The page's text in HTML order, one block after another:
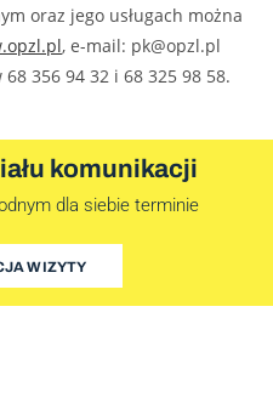
oraz jego usługach można
, e-mail: pk@opzl.pl
356 94 32 i 68 325 98 58.
komunikacji
dla siebie terminie
WIZYTY